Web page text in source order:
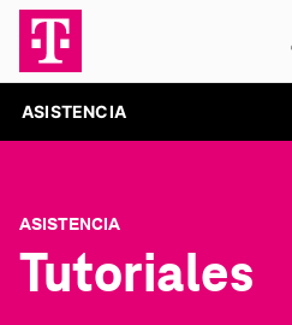
ASISTENCIA
ASISTENCIA
Tutoriales